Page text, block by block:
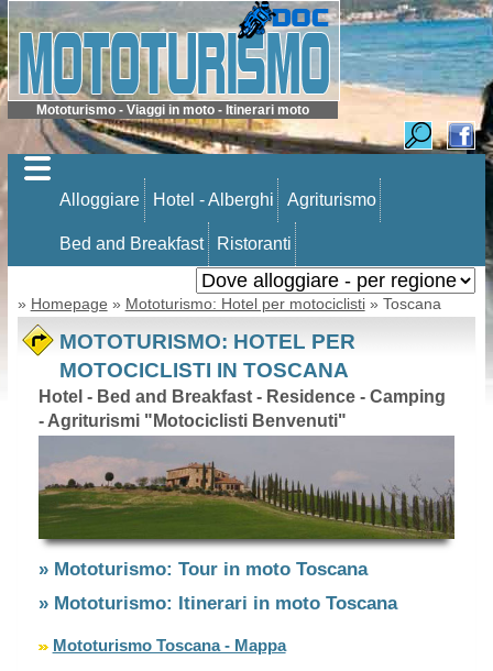
Mototurismo - Viaggi in moto - Itinerari moto
Alloggiare Hotel - Alberghi Agriturismo
Bed and Breakfast Ristoranti
» Homepage » Mototurismo: Hotel per motociclisti» Toscana
MOTOTURISMO: HOTEL PER
MOTOCICLISTI IN TOSCANA
Hotel - Bed and Breakfast - Residence - Camping
- Agriturismi "Motociclisti Benvenuti"
» Mototurismo: Tour in moto Toscana
» Mototurismo: Itinerari in moto Toscana
Mototurismo Toscana - Mappa